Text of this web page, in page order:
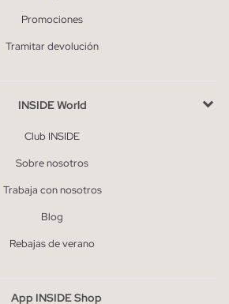
Promociones
Tramitar devolución
INSIDE World
Club INSIDE
Sobre nosotros
Trabaja con nosotros
Blog
Rebajas de verano
App INSIDE Shop